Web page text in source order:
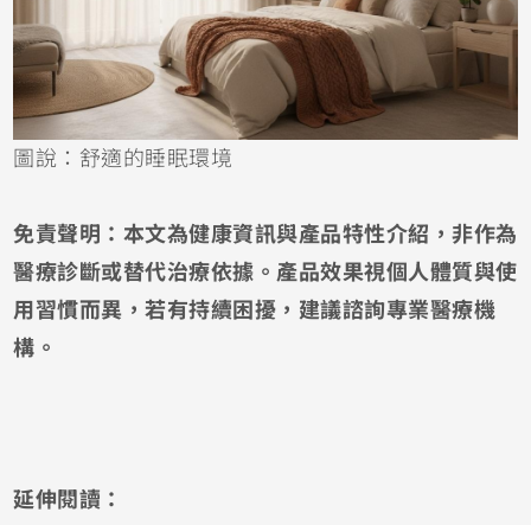
圖說：舒適的睡眠環境
免責聲明：本文為健康資訊與產品特性介紹，非作為
醫療診斷或替代治療依據。產品效果視個人體質與使
用習慣而異，若有持續困擾，建議諮詢專業醫療機
構。
延伸閱讀：